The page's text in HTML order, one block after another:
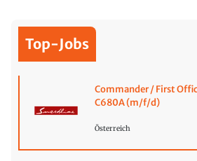
Top-Jobs
Commander / First
C680A (m/f/d)
Österreich